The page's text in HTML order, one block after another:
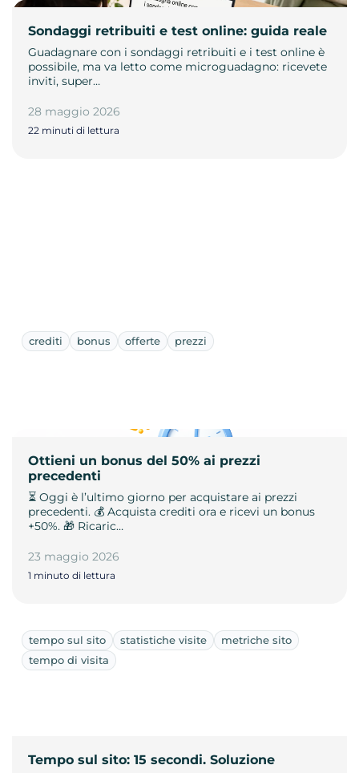
Sondaggi retribuiti e test online: guida reale
Guadagnare con i sondaggi retribuiti e i test online è
possibile, ma va letto come microguadagno: ricevete
inviti, super…
28 maggio 2026
22 minuti di lettura
crediti bonus offerte prezzi
Ottieni un bonus del 50% ai prezzi
precedenti
⏳ Oggi è l’ultimo giorno per acquistare ai prezzi
precedenti. 💰 Acquista crediti ora e ricevi un bonus
+50%. 🎁 Ricaric…
23 maggio 2026
1 minuto di lettura
tempo sul sito statistiche visite
metriche sito
tempo di visita
Tempo sul sito: 15 secondi. Soluzione